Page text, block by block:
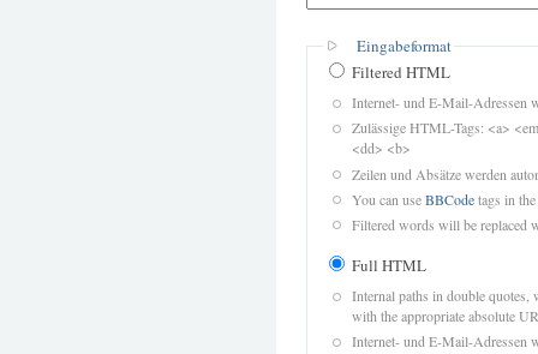
Eingabeformat
Filtered HTML
Internet- und E-Mail-Adressen
Zulässige HTML-Tags: <a>
<dd> <b>
Zeilen und Absätze werden
You can useBBCodetags in
Filtered words will be replaced
Full HTML
Internal paths in double quotes,
with the appropriate absolute
Internet- und E-Mail-Adressen